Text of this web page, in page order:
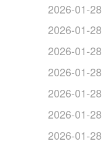
2026-01-28
2026-01-28
2026-01-28
2026-01-28
2026-01-28
2026-01-28
2026-01-28